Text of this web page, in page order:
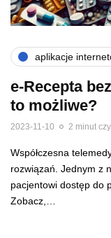
aplikacje
e-Recepta
to możliwe?
2023-11-10 2 minut
Współczesna
rozwiązań. Jednym z
pacjentowi dostęp do
Zobacz,…